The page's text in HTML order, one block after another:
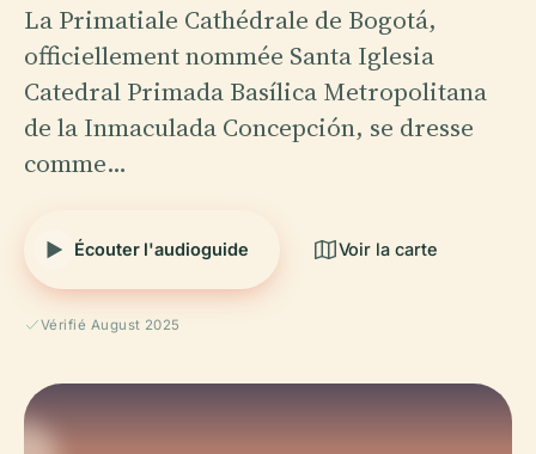
La Primatiale Cathédrale de Bogotá,
officiellement nommée Santa Iglesia
Catedral Primada Basílica Metropolitana
de la Inmaculada Concepción, se dresse
comme…
Écouter l'audioguide Voir la carte
Vérifié August 2025